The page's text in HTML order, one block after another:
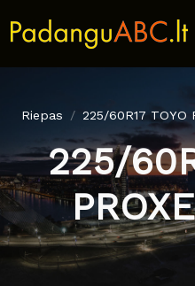
Riepas 225/60R17 TOYO
225/